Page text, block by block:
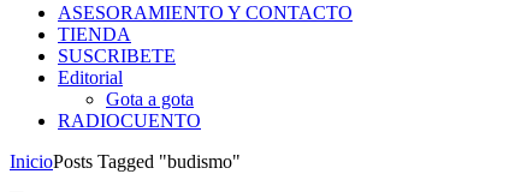
ASESORAMIENTO Y CONTACTO
TIENDA
SUSCRIBETE
Editorial
Gota a gota
RADIOCUENTO
InicioPosts Tagged "budismo"